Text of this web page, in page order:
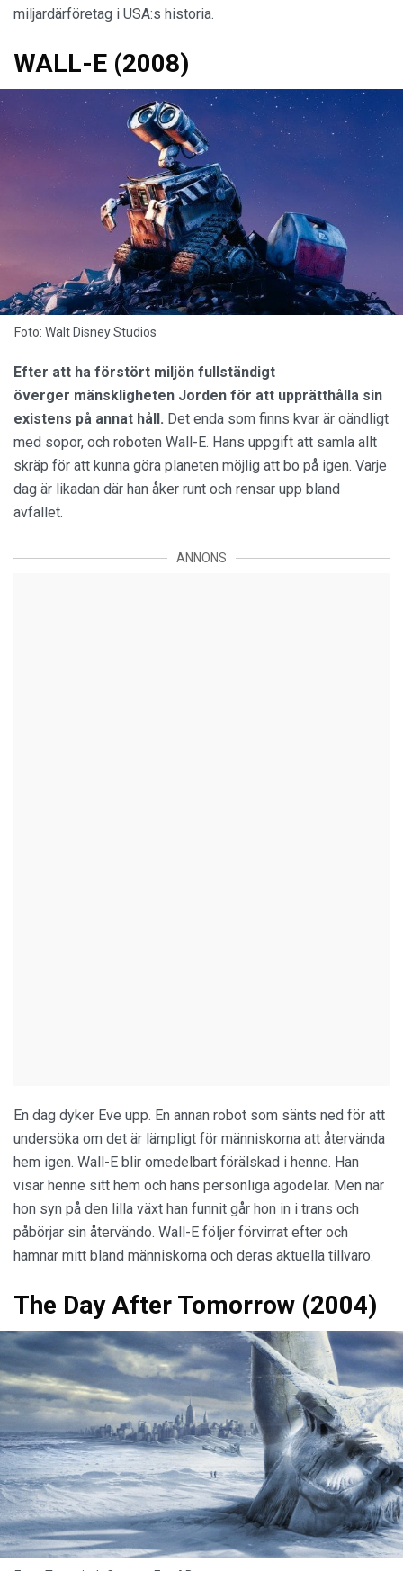
miljardärföretag i USA:s historia.
WALL-E (2008)
Foto: Walt Disney Studios
Efter att ha förstört miljön fullständigt
överger mänskligheten Jorden för att upprätthålla sin
existens på annat håll. Det enda som finns kvar är oändligt
med sopor, och roboten Wall-E. Hans uppgift att samla allt
skräp för att kunna göra planeten möjlig att bo på igen. Varje
dag är likadan där han åker runt och rensar upp bland
avfallet.
ANNONS
En dag dyker Eve upp. En annan robot som sänts ned för att
undersöka om det är lämpligt för människorna att återvända
hem igen. Wall-E blir omedelbart förälskad i henne. Han
visar henne sitt hem och hans personliga ägodelar. Men när
hon syn på den lilla växt han funnit går hon in i trans och
påbörjar sin återvändo. Wall-E följer förvirrat efter och
hamnar mitt bland människorna och deras aktuella tillvaro.
The Day After Tomorrow (2004)